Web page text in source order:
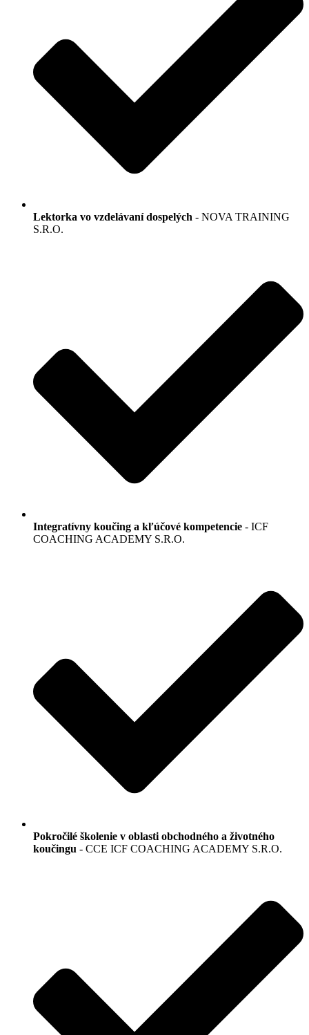
Lektorka vo vzdelávaní dospelých - NOVA TRAINING
S.R.O.
Integratívny koučing a kľúčové kompetencie - ICF
COACHING ACADEMY S.R.O.
Pokročilé školenie v oblasti obchodného a životného
koučingu - CCE ICF COACHING ACADEMY S.R.O.